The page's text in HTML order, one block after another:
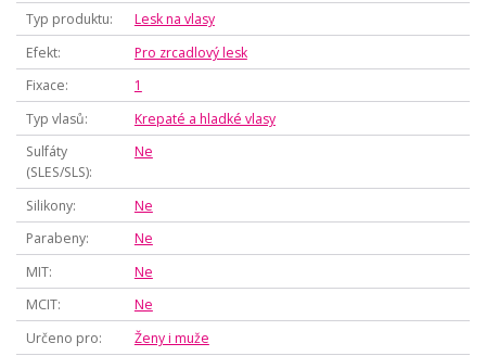
Typ produktu
Lesk na vlasy
Efekt
Pro zrcadlový lesk
Fixace
1
Typ vlasů
Krepaté a hladké vlasy
Sulfáty
(SLES/SLS)
Ne
Silikony
Ne
Parabeny
Ne
MIT
Ne
MCIT
Ne
Určeno pro
Ženy i muže